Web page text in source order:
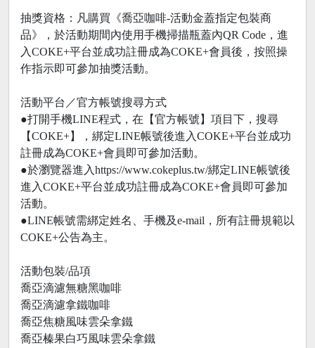
抽獎資格：凡購買《喬亞咖啡-活動金蓋指定包裝商
品》，於活動期間內使用手機掃描瓶蓋內QR Code，進
入COKE+平台並成功註冊成為COKE+會員後，按照操
作指示即可參加抽獎活動。
活動平台／官方帳號搜尋方式
●打開手機LINE程式，在【官方帳號】項目下，搜尋
【COKE+】，綁定LINE帳號後進入COKE+平台並成功
註冊成為COKE+會員即可參加活動。
●於瀏覽器進入https://www.cokeplus.tw/綁定LINE帳號後
進入COKE+平台並成功註冊成為COKE+會員即可參加
活動。
●LINE帳號需綁定姓名、手機及e-mail，所有註冊規範以
COKE+公告為主。
活動包裝/品項
喬亞滴濾無糖黑咖啡
喬亞滴濾拿鐵咖啡
喬亞焦糖風味雲朵拿鐵
喬亞榛果白巧風味雲朵拿鐵